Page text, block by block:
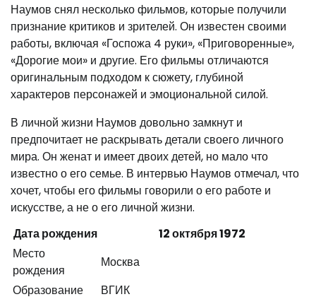
Наумов снял несколько фильмов, которые получили
признание критиков и зрителей. Он известен своими
работы, включая «Госпожа 4 руки», «Приговоренные»,
«Дорогие мои» и другие. Его фильмы отличаются
оригинальным подходом к сюжету, глубиной
характеров персонажей и эмоциональной силой.
В личной жизни Наумов довольно замкнут и
предпочитает не раскрывать детали своего личного
мира. Он женат и имеет двоих детей, но мало что
известно о его семье. В интервью Наумов отмечал, что
хочет, чтобы его фильмы говорили о его работе и
искусстве, а не о его личной жизни.
Дата рождения
12 октября 1972
Место
рождения
Москва
Образование
ВГИК